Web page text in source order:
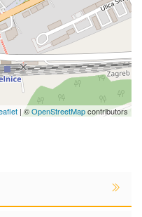
| ©OpenStreetMapcontributors